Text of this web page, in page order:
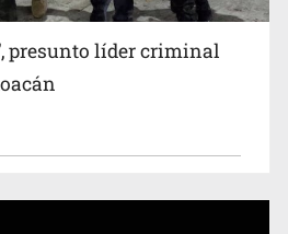
presunto líder criminal